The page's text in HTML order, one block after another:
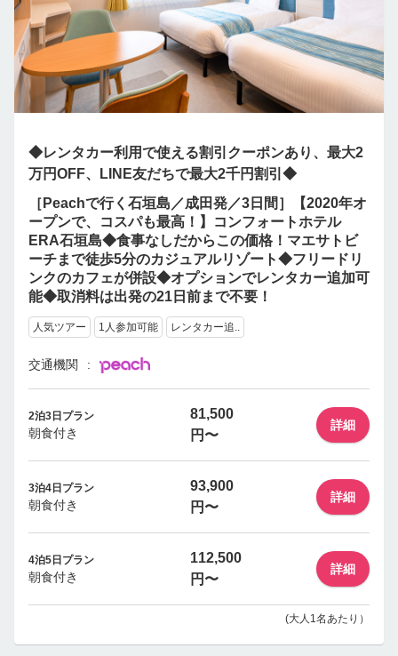
◆レンタカー利用で使える割引クーポンあり、最大2
万円OFF、LINE友だちで最大2千円割引◆
［Peachで行く石垣島／成田発／3日間］【2020年オ
ープンで、コスパも最高！】コンフォートホテル
ERA石垣島◆食事なしだからこの価格！マエサトビ
ーチまで徒歩5分のカジュアルリゾート◆フリードリ
ンクのカフェが併設◆オプションでレンタカー追加可
能◆取消料は出発の21日前まで不要！
人気ツアー 1人参加可能 レンタカー追..
交通機関
2泊3日プラン
朝食付き
81,500
円〜
詳細
3泊4日プラン
朝食付き
93,900
円〜
詳細
4泊5日プラン
朝食付き
112,500
円〜
詳細
(大人1名あたり）